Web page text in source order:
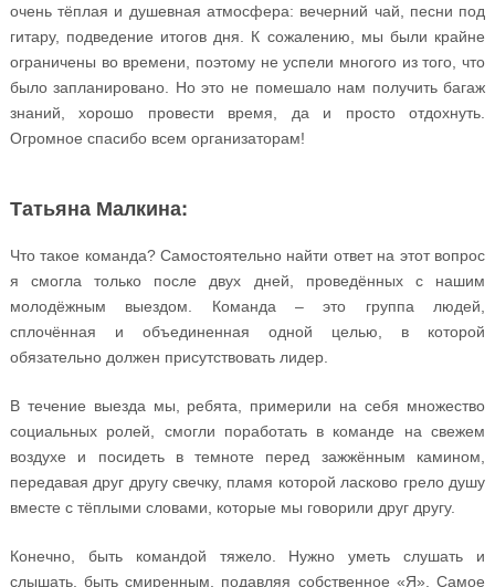
очень тёплая и душевная атмосфера: вечерний чай, песни под
гитару, подведение итогов дня. К сожалению, мы были крайне
ограничены во времени, поэтому не успели многого из того, что
было запланировано. Но это не помешало нам получить багаж
знаний, хорошо провести время, да и просто отдохнуть.
Огромное спасибо всем организаторам!
Татьяна Малкина:
Что такое команда? Самостоятельно найти ответ на этот вопрос
я смогла только после двух дней, проведённых с нашим
молодёжным выездом. Команда – это группа людей,
сплочённая и объединенная одной целью, в которой
обязательно должен присутствовать лидер.
В течение выезда мы, ребята, примерили на себя множество
социальных ролей, смогли поработать в команде на свежем
воздухе и посидеть в темноте перед зажжённым камином,
передавая друг другу свечку, пламя которой ласково грело душу
вместе с тёплыми словами, которые мы говорили друг другу.
Конечно, быть командой тяжело. Нужно уметь слушать и
слышать, быть смиренным, подавляя собственное «Я». Самое